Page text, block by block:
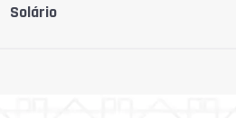
Solário